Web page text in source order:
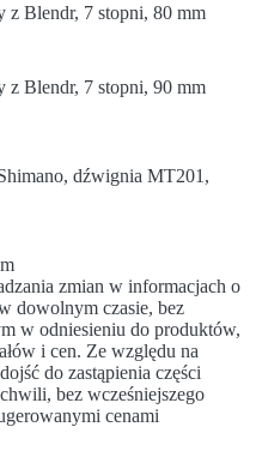
z Blendr, 7 stopni, 80 mm
z Blendr, 7 stopni, 90 mm
dźwignia MT201,
zmian w informacjach o
dowolnym czasie, bez
w odniesieniu do produktów,
i cen. Ze względu na
do zastąpienia części
bez wcześniejszego
cenami